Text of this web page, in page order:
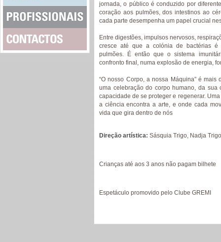
jornada, o público é conduzido por
coração aos pulmões, dos intestinos ao
cada parte desempenha um papel crucial
Entre digestões, impulsos nervosos,
cresce até que a colónia de bactérias é
pulmões. É então que o sistema
confronto final, numa explosão de energia,
“O nosso Corpo, a nossa Máquina” é
uma celebração do corpo humano, da sua
capacidade de se proteger e regenerar.
a ciência encontra a arte, e onde cada
vida que gira dentro de nós
Direção artística: Sásquia Trigo, Nadja
Crianças até aos 3 anos não pagam bilhete
Espetáculo promovido pelo Clube GREMI